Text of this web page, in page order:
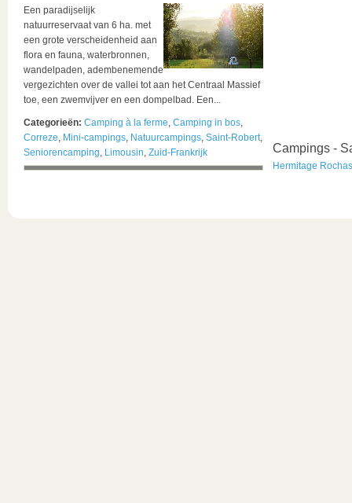
Een paradijselijk
natuurreservaat van 6 ha. met
een grote verscheidenheid aan
flora en fauna, waterbronnen,
wandelpaden, adembenemende
vergezichten over de vallei tot aan het Centraal Massief
toe, een zwemvijver en een dompelbad. Een...
Categorieën: Camping à la ferme, Camping in bos,
Correze, Mini-campings, Natuurcampings, Saint-Robert,
Seniorencamping, Limousin, Zuid-Frankrijk Campings -
Hermitage